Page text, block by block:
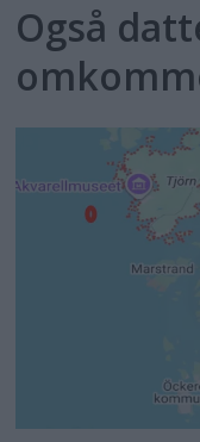
Også